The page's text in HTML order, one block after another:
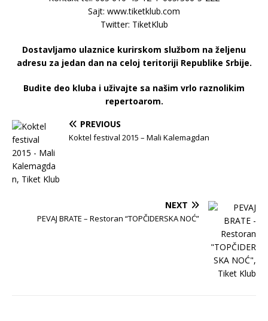
Sajt: www.tiketklub.com
Twitter: TiketKlub
Dostavljamo ulaznice kurirskom službom na željenu
adresu za jedan dan na celoj teritoriji Republike Srbije.
Budite deo kluba i uživajte sa našim vrlo raznolikim
repertoarom.
PREVIOUS
Koktel festival 2015 – Mali Kalemagdan
NEXT
PEVAJ BRATE – Restoran “TOPČIDERSKA NOĆ”